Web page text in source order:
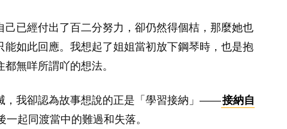
已經付出了百二分努力，卻仍然得個桔，那麼她也
如此回應。我想起了姐姐當初放下鋼琴時，也是抱
無咩所謂吖的想法。
，我卻認為故事想說的正是「學習接納」——接納自
起同渡當中的難過和失落。